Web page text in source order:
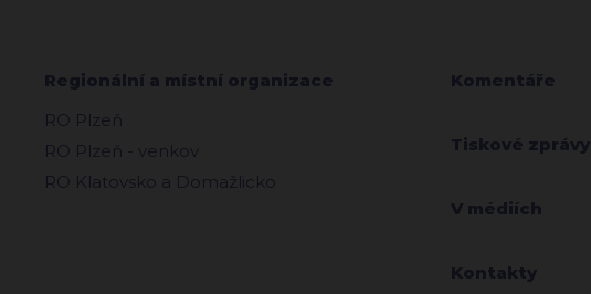
Regionální a místní organizace
RO Plzeň
RO Plzeň - venkov
RO Klatovsko a Domažlicko
Komentáře
Tiskové zprávy
V médiích
Kontakty